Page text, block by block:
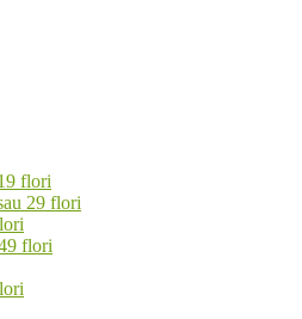
flori
29 flori
flori